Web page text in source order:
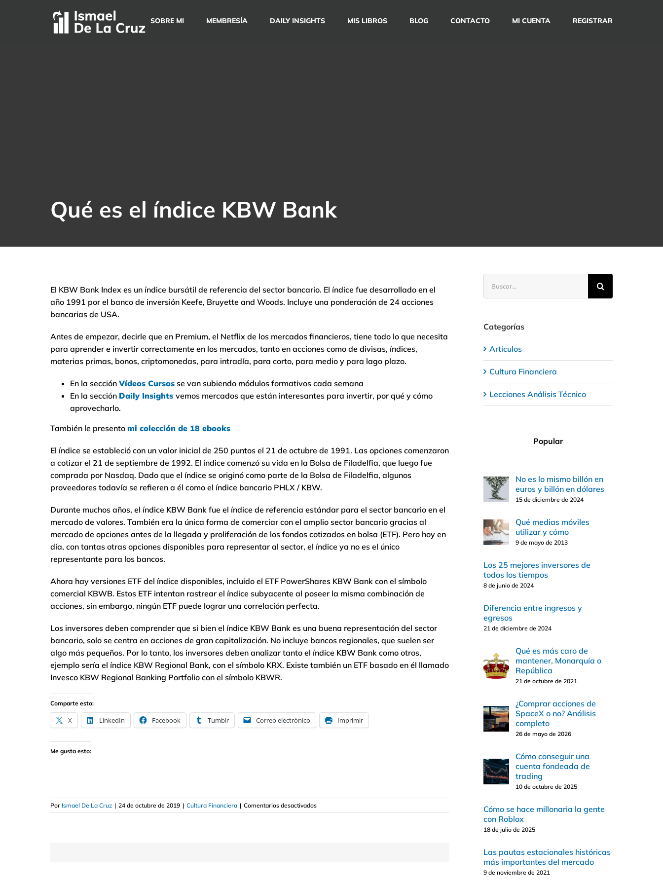
SOBRE MI MEMBRESÍA DAILY INSIGHTS MIS LIBROS BLOG CONTACTO MI CUENTA REGISTRAR
Qué es el índice KBW Bank
El KBW Bank Index es un índice bursátil de referencia del sector bancario. El índice fue desarrollado en el
año 1991 por el banco de inversión Keefe, Bruyette and Woods. Incluye una ponderación de 24 acciones
bancarias de USA.
Antes de empezar, decirle que en Premium, el Netflix de los mercados financieros, tiene todo lo que necesita
para aprender e invertir correctamente en los mercados, tanto en acciones como de divisas, índices,
materias primas, bonos, criptomonedas, para intradía, para corto, para medio y para lago plazo.
En la sección Vídeos Cursos se van subiendo módulos formativos cada semana
En la sección Daily Insights vemos mercados que están interesantes para invertir, por qué y cómo
aprovecharlo.
También le presento mi colección de 18 ebooks
El índice se estableció con un valor inicial de 250 puntos el 21 de octubre de 1991. Las opciones comenzaron
a cotizar el 21 de septiembre de 1992. El índice comenzó su vida en la Bolsa de Filadelfia, que luego fue
comprada por Nasdaq. Dado que el índice se originó como parte de la Bolsa de Filadelfia, algunos
proveedores todavía se refieren a él como el índice bancario PHLX / KBW.
Durante muchos años, el índice KBW Bank fue el índice de referencia estándar para el sector bancario en el
mercado de valores. También era la única forma de comerciar con el amplio sector bancario gracias al
mercado de opciones antes de la llegada y proliferación de los fondos cotizados en bolsa (ETF). Pero hoy en
día, con tantas otras opciones disponibles para representar al sector, el índice ya no es el único
representante para los bancos.
Ahora hay versiones ETF del índice disponibles, incluido el ETF PowerShares KBW Bank con el símbolo
comercial KBWB. Estos ETF intentan rastrear el índice subyacente al poseer la misma combinación de
acciones, sin embargo, ningún ETF puede lograr una correlación perfecta.
Los inversores deben comprender que si bien el índice KBW Bank es una buena representación del sector
bancario, solo se centra en acciones de gran capitalización. No incluye bancos regionales, que suelen ser
algo más pequeños. Por lo tanto, los inversores deben analizar tanto el índice KBW Bank como otros,
ejemplo sería el índice KBW Regional Bank, con el símbolo KRX. Existe también un ETF basado en él llamado
Invesco KBW Regional Banking Portfolio con el símbolo KBWR.
Comparte esto:
X LinkedIn Facebook Tumblr Correo electrónico Imprimir
Me gusta esto:
Por Ismael De La Cruz | 24 de octubre de 2019 | Cultura Financiera | Comentarios desactivadosen
Qué
Categorías
Artículos
Cultura Financiera
Lecciones Análisis Técnico
Popular
No es lo mismo billón en
euros y billón en dólares
15 de diciembre de 2024
Qué medias móviles
utilizar y cómo
9 de mayo de 2013
Los 25 mejores inversores de
todos los tiempos
8 de junio de 2024
Diferencia entre ingresos y
egresos
21 de diciembre de 2024
Qué es más caro de
mantener, Monarquía o
República
21 de octubre de 2021
¿Comprar acciones de
SpaceX o no? Análisis
completo
26 de mayo de 2026
Cómo conseguir una
cuenta fondeada de
trading
10 de octubre de 2025
Cómo se hace millonaria la gente
con Roblox
18 de julio de 2025
Las pautas estacionales históricas
más importantes del mercado
9 de noviembre de 2021